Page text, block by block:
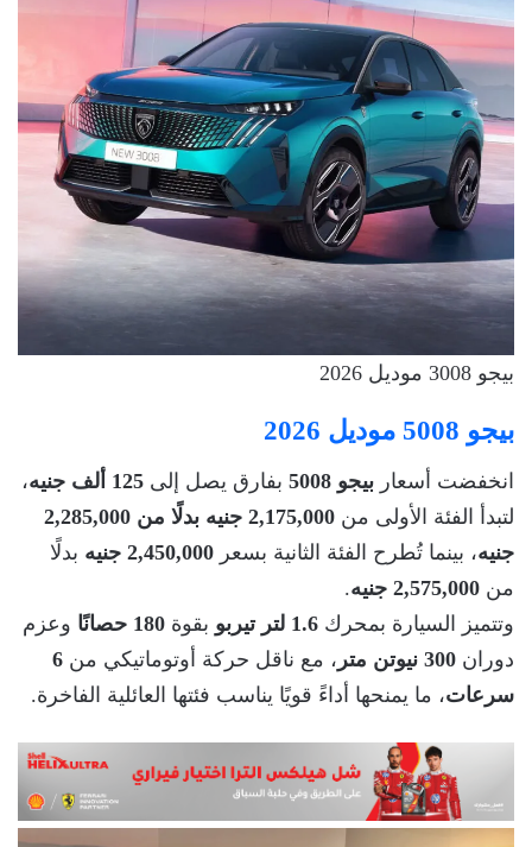
بيجو 3008 موديل 2026
بيجو 5008 موديل 2026
انخفضت أسعار بيجو 5008 بفارق يصل إلى 125 ألف جنيه
،
لتبدأ الفئة الأولى من
2,175,000 جنيه بدلًا من 2,285,000
جنيه، بينما تُطرح الفئة الثانية بسعر 2,450,000 جنيه
بدلًا
من 2,575,000 جنيه
.
وتتميز السيارة بمحرك 1.6 لتر تيربو بقوة 180 حصانًا
وعزم
دوران 300 نيوتن متر ، مع ناقل حركة أوتوماتيكي من 6
سرعات، ما يمنحها أداءً قويًا يناسب فئتها العائلية الفاخرة.